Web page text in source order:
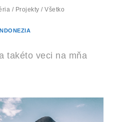
/ Projekty / Všetko
takéto veci na mňa